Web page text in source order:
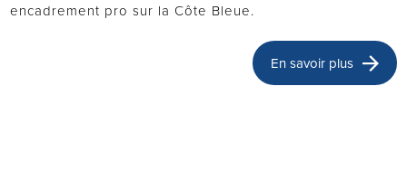
encadrement pro sur la Côte Bleue.
En savoir plus